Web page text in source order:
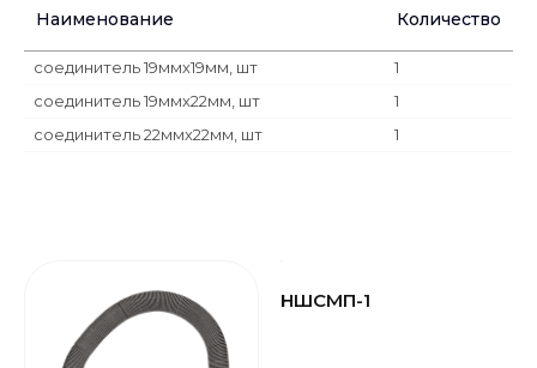
Наименование Количество
соединитель 19ммх19мм, шт
1
соединитель 19ммх22мм, шт
1
соединитель 22ммх22мм, шт
1
НШСМП-1